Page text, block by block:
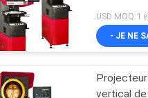
USD MOQ:1
- JE NE
vertical